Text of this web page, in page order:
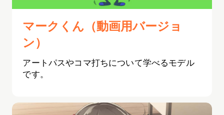
マークくん（動画用バージョ
ン）
アートパスやコマ打ちについて学べるモデル
です。